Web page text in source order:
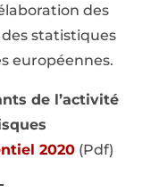
des
statistiques
européennes.
de l’activité
2020(Pdf)